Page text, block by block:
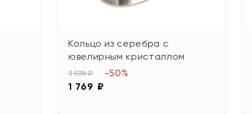
Кольцо из серебра с
ювелирным кристаллом
3 538 ₽
1 769 ₽
-50%